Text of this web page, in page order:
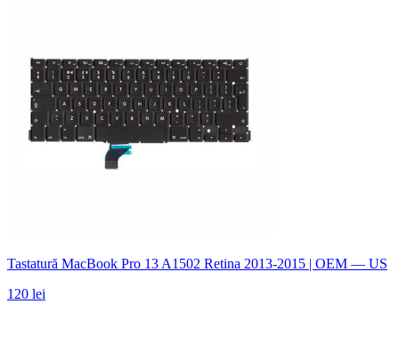
Tastatură MacBook Pro 13 A1502 Retina 2013-2015 | OEM — US
120 lei